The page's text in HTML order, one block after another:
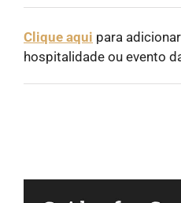
Clique aqui para
hospitalidade ou evento